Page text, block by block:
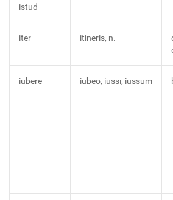
istud
iter itineris, n.
iubēre iubeō, iussī, iussum